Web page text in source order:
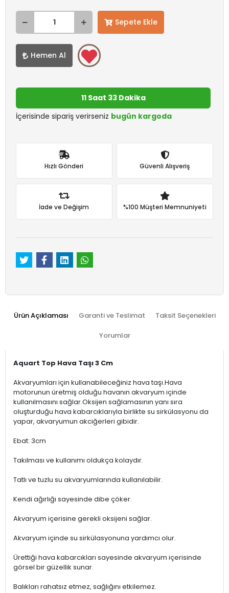
Sepete Ekle
Hemen Al
11 Saat 33 Dakika
İçerisinde sipariş verirseniz bugün kargoda
Hızlı Gönderi Güvenli Alışveriş
İade ve Değişim %100 Müşteri Memnuniyeti
Ürün Açıklaması Garanti ve Teslimat Taksit Seçenekleri
Yorumlar
Aquart Top Hava Taşı 3 Cm
Akvaryumları için kullanabileceğiniz hava taşı.Hava
motorunun üretmiş olduğu havanın akvaryum içinde
kullanılmasını sağlar.Oksijen sağlamasının yanı sıra
oluşturduğu hava kabarcıklarıyla birlikte su sirkülasyonu da
yapar, akvaryumun akciğerleri gibidir.
Ebat: 3cm
Takılması ve kullanımı oldukça kolaydır.
Tatlı ve tuzlu su akvaryumlarında kullanılabilir.
Kendi ağırlığı sayesinde dibe çöker.
Akvaryum içerisine gerekli oksijeni sağlar.
Akvaryum içinde su sirkülasyonuna yardımcı olur.
Ürettiği hava kabarcıkları sayesinde akvaryum içerisinde
görsel bir güzellik sunar.
Balıkları rahatsız etmez, sağlığını etkilemez.